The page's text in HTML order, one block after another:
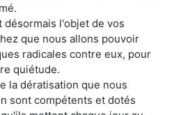
désormais l'objet de vos
que nous allons pouvoir
radicales contre eux, pour
quiétude.
la dératisation que nous
sont compétents et dotés